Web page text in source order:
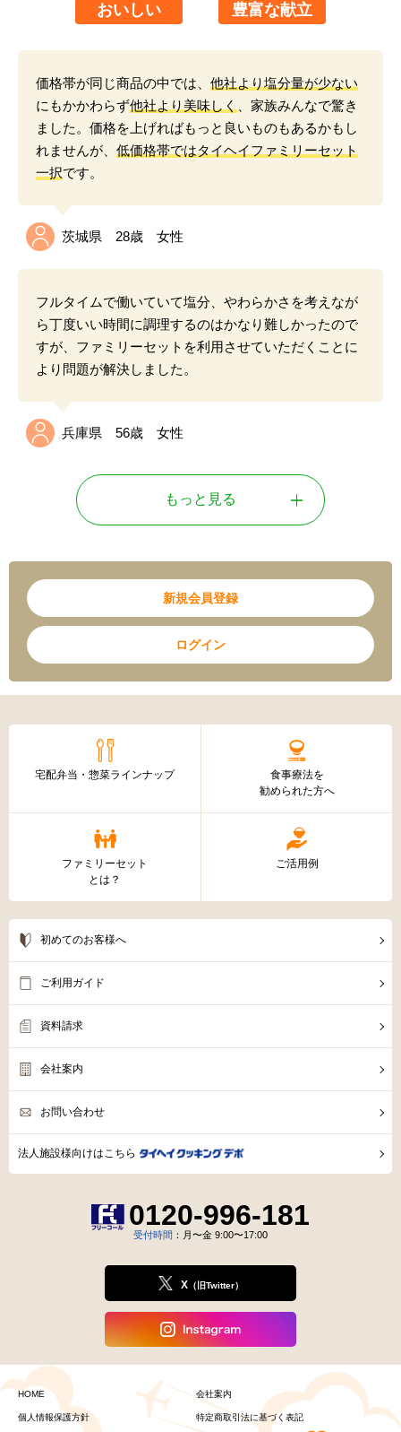
おいしい 豊富な献立
価格帯が同じ商品の中では、 他社より塩分量が少ない
にもかかわらず他社より美味しく
、家族みんなで驚き
ました。価格を上げればもっと良いものもあるかもし
れませんが、 低価格帯ではタイヘイファミリーセット
一択です。
茨城県 28歳 女性
フルタイムで働いていて塩分、やわらかさを考えなが
ら丁度いい時間に調理するのはかなり難しかったので
すが、ファミリーセットを利用させていただくことに
より問題が解決しました。
兵庫県 56歳 女性
もっと見る
新規会員登録
ログイン
宅配弁当・惣菜ラインナップ
食事療法を
勧められた方へ
ファミリーセット
とは？
ご活用例
初めてのお客様へ
ご利用ガイド
資料請求
会社案内
お問い合わせ
法人施設様向けはこちら
0120-996-181
受付時間 ：月〜金 9:00〜17:00
X （旧Twitter）
HOME 会社案内
個人情報保護方針 特定商取引法に基づく表記